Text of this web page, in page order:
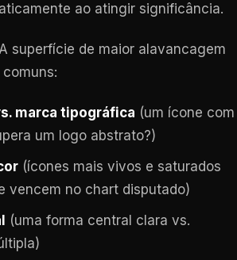
ao atingir significância.
A superfície de maior alavancagem
marca tipográfica (um ícone com
um logo abstrato?)
(ícones mais vivos e saturados
vencem no chart disputado)
(uma forma central clara vs.